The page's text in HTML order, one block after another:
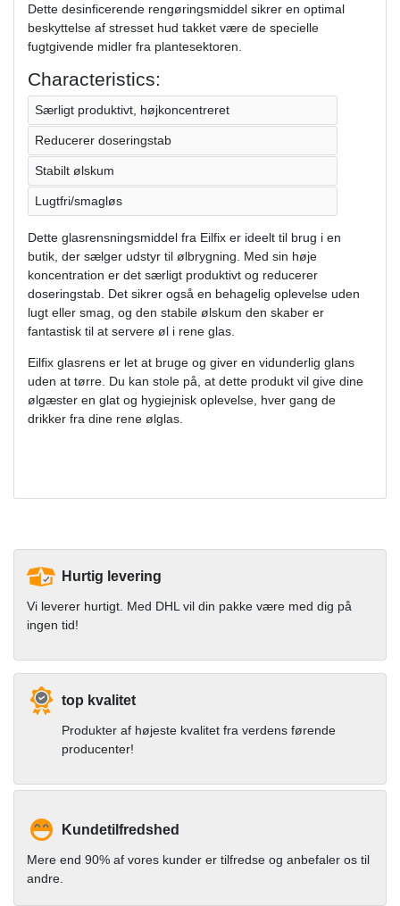
Dette desinficerende rengøringsmiddel sikrer en optimal
beskyttelse af stresset hud takket være de specielle
fugtgivende midler fra plantesektoren.
Characteristics:
Særligt produktivt, højkoncentreret
Reducerer doseringstab
Stabilt ølskum
Lugtfri/smagløs
Dette glasrensningsmiddel fra Eilfix er ideelt til brug i en
butik, der sælger udstyr til ølbrygning. Med sin høje
koncentration er det særligt produktivt og reducerer
doseringstab. Det sikrer også en behagelig oplevelse uden
lugt eller smag, og den stabile ølskum den skaber er
fantastisk til at servere øl i rene glas.
Eilfix glasrens er let at bruge og giver en vidunderlig glans
uden at tørre. Du kan stole på, at dette produkt vil give dine
ølgæster en glat og hygiejnisk oplevelse, hver gang de
drikker fra dine rene ølglas.
Hurtig levering
Vi leverer hurtigt. Med DHL vil din pakke være med dig på
ingen tid!
top kvalitet
Produkter af højeste kvalitet fra verdens førende
producenter!
Kundetilfredshed
Mere end 90% af vores kunder er tilfredse og anbefaler os til
andre.